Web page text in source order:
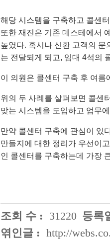
해당 시스템을 구축하고 콜센
또한 재진은 기존 데스테에서
높였다. 혹시나 신환 고객의
는 전달되게 되고, 임대 4석의
이 의원은 콜센터 구축 후 여
위의 두 사례를 살펴보면 콜센
맞는 시스템을 도입하고 업무
만약 콜센터 구축에 관심이 있
만들지에 대한 정리가 우선이
인 콜센터를 구축하는데 가장
조회 수 : 31220 등록
엮인글 : http://